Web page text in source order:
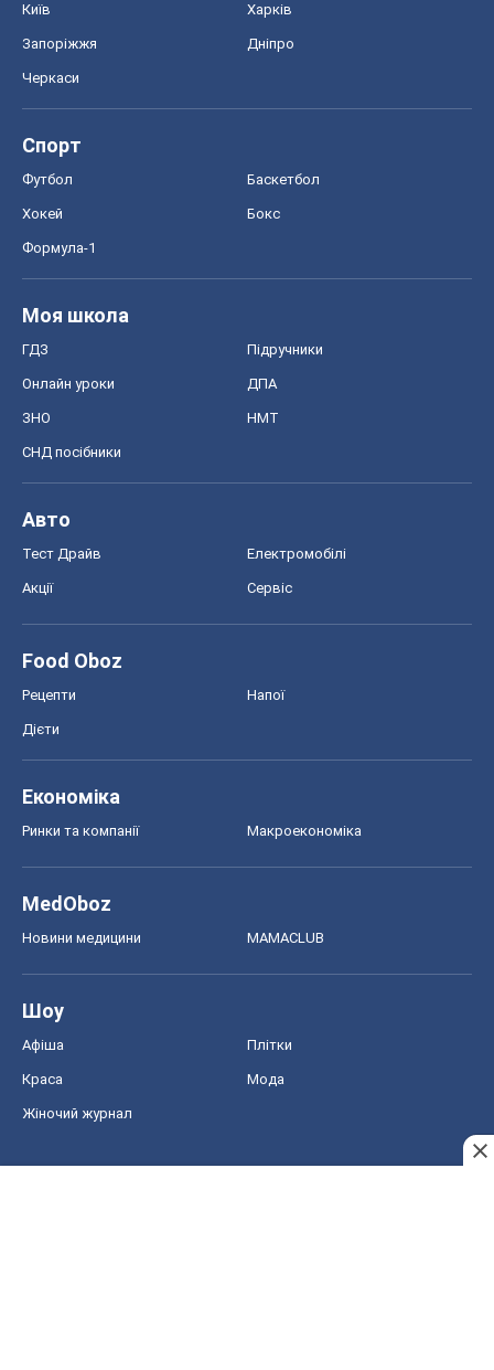
Київ Харків
Запоріжжя Дніпро
Черкаси
Спорт
Футбол Баскетбол
Хокей Бокс
Формула-1
Моя школа
ГДЗ Підручники
Онлайн уроки ДПА
ЗНО НМТ
СНД посібники
Авто
Тест Драйв Електромобілі
Акції Сервіс
Food Oboz
Рецепти Напої
Дієти
Економіка
Ринки та компанії Макроекономіка
MedOboz
Новини медицини MAMACLUB
Шоу
Афіша Плітки
Краса Мода
Жіночий журнал